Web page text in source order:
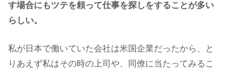
す場合にもツテを頼って仕事を探しをすることが多い
らしい。
私が日本で働いていた会社は米国企業だったから、と
りあえず私はその時の上司や、同僚に当たってみるこ